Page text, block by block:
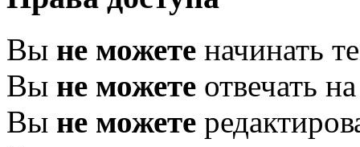
Вы не можете начинать
Вы не можете отвечать
Вы не можете